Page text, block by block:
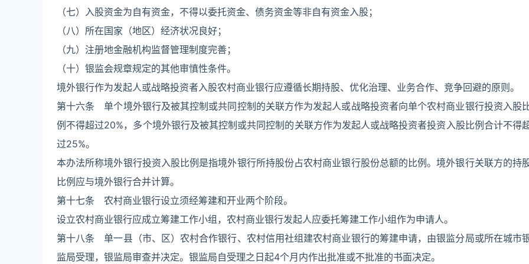
（七）入股资金为自有资金，不得以委托资金、债务资金等非自有资金入股；
（八）所在国家（地区）经济状况良好；
（九）注册地金融机构监督管理制度完善；
（十）银监会规章规定的其他审慎性条件。
境外银行作为发起人或战略投资者入股农村商业银行应遵循长期持股、优化治理、业务合作、竞争回避的原则。
第十六条 单个境外银行及被其控制或共同控制的关联方作为发起人或战略投资者向单个农村商业银行投资入股
例不得超过20%，多个境外银行及被其控制或共同控制的关联方作为发起人或战略投资者投资入股比例合计不得
过25%。
本办法所称境外银行投资入股比例是指境外银行所持股份占农村商业银行股份总额的比例。境外银行关联方的持
比例应与境外银行合并计算。
第十七条 农村商业银行设立须经筹建和开业两个阶段。
设立农村商业银行应成立筹建工作小组，农村商业银行发起人应委托筹建工作小组作为申请人。
第十八条 单一县（市、区）农村合作银行、农村信用社组建农村商业银行的筹建申请，由银监分局或所在城市
监局受理，银监局审查并决定。银监局自受理之日起4个月内作出批准或不批准的书面决定。